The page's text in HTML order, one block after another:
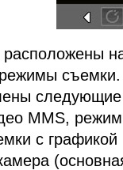
расположены
съемки.
MMS,
с